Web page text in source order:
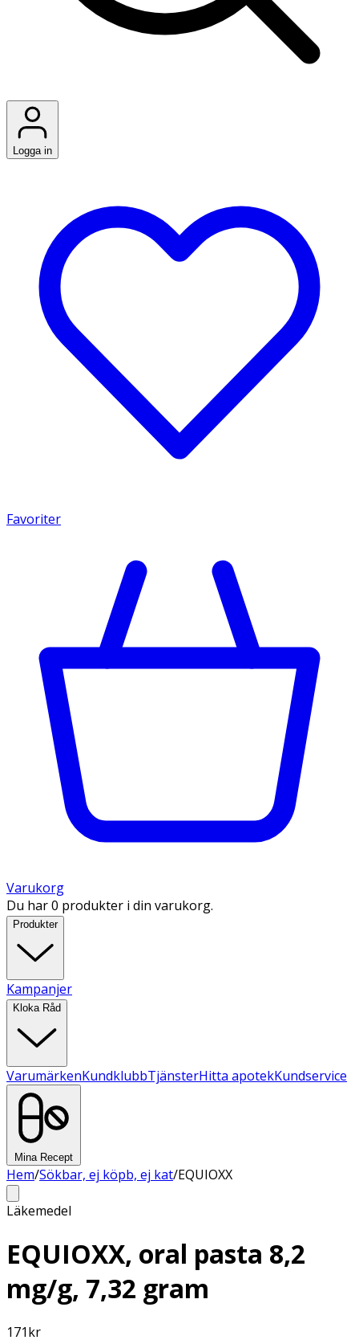
Logga in
Favoriter
Varukorg
Du har 0 produkter i din varukorg.
Produkter
Kampanjer
Kloka Råd
VarumärkenKundklubbTjänsterHitta apotekKundservice
Mina Recept
Hem/Sökbar, ej köpb, ej kat/EQUIOXX
Läkemedel
EQUIOXX, oral pasta 8,2
mg/g, 7,32 gram
171kr